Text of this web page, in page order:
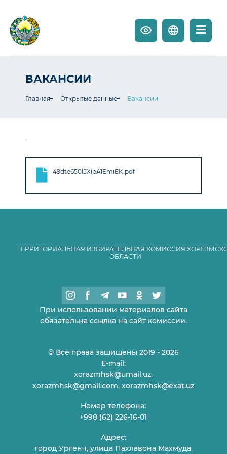
ВАКАНСИИ
Главная Открытые данные Вакансии
.
49dte650l5XipA1EmiEK.pdf
ТЕРРИТОРИАЛЬНАЯ ИЗБИРАТЕЛЬНАЯ КОМИССИЯ
ОБЛАСТИ
При использовании материалов сайта
обязательна ссылка на сайт комиссии.
© Все права защищены 2019 - 2026
E-mail:
xorazmhsk@umail.uz,
xorazmhsk@gmail.com, xorazmhsk@exat.uz
Номер телефона:
+998 (62) 226-16-01
Адрес:
город Ургенч, улица Пахлавона Махмуда,